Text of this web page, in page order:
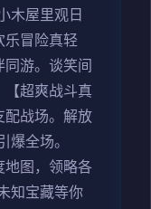
木屋里观日
冒险真轻
游。谈笑间
超爽战斗真
战场。解放
爆全场。
地图，领略各
知宝藏等你